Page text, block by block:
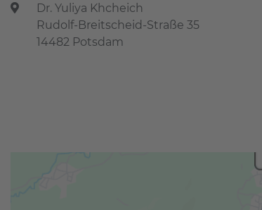
Dr. Yuliya Khcheich
Rudolf-Breitscheid-Straße 35
14482 Potsdam